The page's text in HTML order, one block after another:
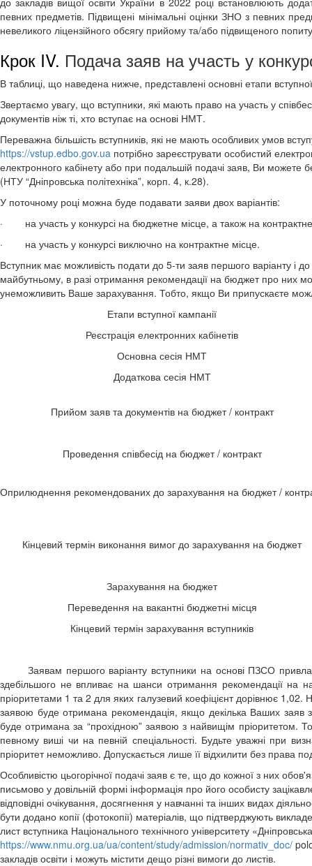
певних предметів. Підвищені мінімальні оцінки ЗНО з певних
невеликого ліцензійного обсягу прийому та/або підвищеного
Крок IV. Подачазаяв на участь у
В таблиці, що наведена нижче, представлені основні етапи
Звертаємо увагу, що вступники, які мають право на участь у
документів ніж ті, хто вступає на основі НМТ.
Переважна більшість вступників, які не мають особливих умов
https://vstup.edbo.gov.ua потрібно зареєструвати особистий
електронного кабінету або при подальшій подачі заяв, Ви можете
(НТУ “Дніпровська політехніка”, корп. 4, к.28).
У поточному році можна буде подавати заяви двох варіантів:
· на участь у конкурсі на бюджетне місце, а також на
· на участь у конкурсі виключно на контрактне місце.
Вступник має можливість подати до 5-ти заяв першого варіанту і
майбутньому, в разі отримання рекомендації на бюджет про них
унеможливить Ваше зарахування. Тобто, якщо Ви припускаєте
Етапи вступної кампанії
Реєстрація електронних кабінетів
Основна сесія НМТ
Додаткова сесія НМТ
Прийом заяв та документів на бюджет / контракт
Проведення співбесід на бюджет / контракт
Оприлюднення рекомендованих до зарахування на бюджет /
Кінцевий термін виконання вимог до зарахування на бюджет
Зарахування на бюджет
Переведення на вакантні бюджетні місця
Кінцевий термін зарахування вступників
Заявам першого варіанту вступники на основі ПЗСО
здебільшого не впливає на шанси отримання рекомендації на
пріоритетами 1 та 2 для яких галузевий коефіцієнт дорівнює
заявою буде отримана рекомендація, якщо декілька Ваших заяв
буде отримана за “прохідною” заявою з найвищім пріоритетом.
певному виші чи на певній спеціальності. Будьте уважні при
пріоритет неможливо. Допускається лише її відхилити без права
Особливістю цьогорічної подачі заяв є те, що до кожної з них
письмово у довільній формі інформація про його особисту
відповідні очікування, досягнення у навчанні та інших видах
бути додано копії (фотокопії) матеріалів, що підтверджують
лист вступника Національного технічного університету
https://www.nmu.org.ua/ua/content/study/admission/normativ_doc/
закладів освіти і можуть містити дещо різні вимоги до листів.